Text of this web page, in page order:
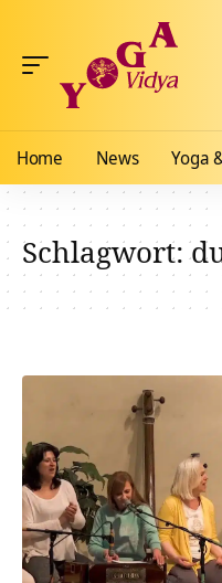
Home News Yoga
Schlagwort: